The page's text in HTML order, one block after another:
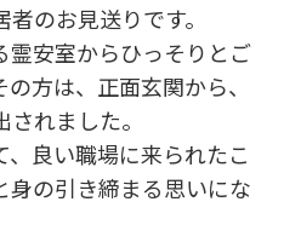
のお見送りです。
安室からひっそりとご
方は、正面玄関から、
れました。
良い職場に来られたこ
身の引き締まる思いにな